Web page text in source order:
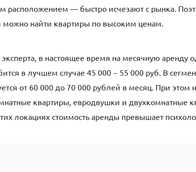
расположением — быстро исчезают с рынка.
можно найти квартиры по высоким ценам.
эксперта, в настоящее время на месячную
в лучшем случае 45 000 − 55 000 руб. В
от 60 000 до 70 000 рублей в месяц. При этом
квартиры, евродвушки и двухкомнатные
локациях стоимость аренды превышает